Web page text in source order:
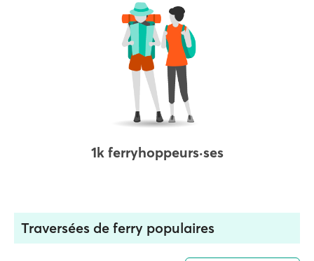
1k ferryhoppeurs·ses
Traversées de ferry populaires